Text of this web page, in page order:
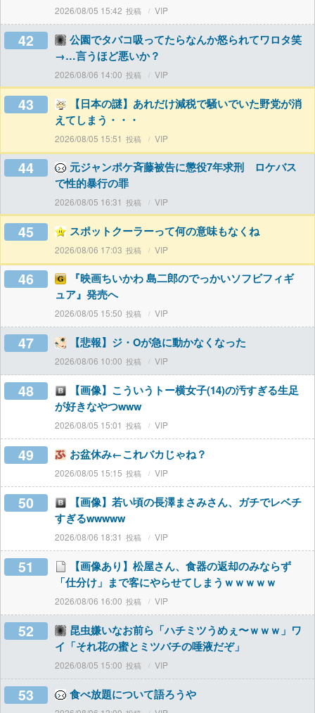
2026/08/05 15:42 VIP
42
公園でタバコ吸ってたらなんか怒られてワロタ笑
→…言うほど悪いか？
2026/08/06 14:00 VIP
43
【日本の謎】あれだけ減税で騒いでいた野党が消
えてしまう・・・
2026/08/05 15:51 VIP
44
元ジャンポケ斉藤被告に懲役7年求刑 ロケバス
で性的暴行の罪
2026/08/05 16:31 VIP
45 スポットクーラーって何の意味もなくね
2026/08/06 17:03 VIP
46
『映画ちいかわ 島二郎のでっかいソフビフィギ
ュア』発売へ
2026/08/05 15:50 VIP
47 【悲報】ジ・Oが急に動かなくなった
2026/08/06 10:00 VIP
48
【画像】こういうトー横女子(14)の汚すぎる生足
が好きなやつwww
2026/08/05 15:01 VIP
49 お盆休み←これバカじゃね？
2026/08/05 15:15 VIP
50
【画像】若い頃の長澤まさみさん、ガチでレベチ
すぎるwwwww
2026/08/06 18:31 VIP
51
【画像あり】松屋さん、食器の返却のみならず
「仕分け」まで客にやらせてしまうｗｗｗｗｗ
2026/08/06 16:00 VIP
52
昆虫嫌いなお前ら「ハチミツうめぇ〜ｗｗｗ」ワ
イ「それ花の蜜とミツバチの唾液だぞ」
2026/08/05 15:00 VIP
53 食べ放題について語ろうや